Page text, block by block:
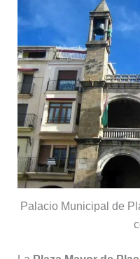
Palacio Municipal de